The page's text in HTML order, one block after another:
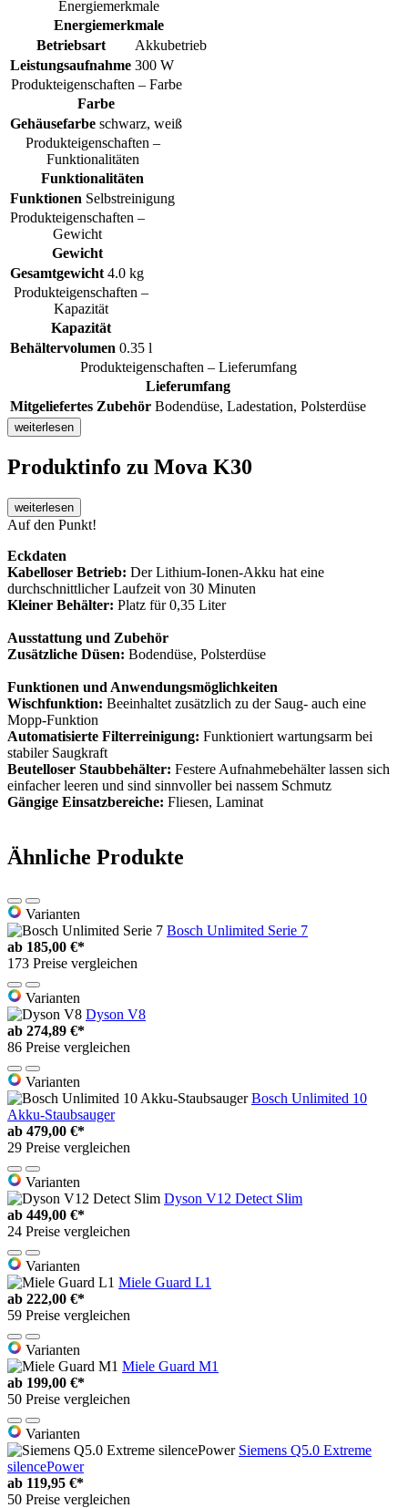
Energiemerkmale
Energiemerkmale
Betriebsart
Akkubetrieb
Leistungsaufnahme 300 W
Produkteigenschaften – Farbe
Farbe
Gehäusefarbe schwarz, weiß
Produkteigenschaften –
Funktionalitäten
Funktionalitäten
Funktionen Selbstreinigung
Produkteigenschaften –
Gewicht
Gewicht
Gesamtgewicht 4.0 kg
Produkteigenschaften –
Kapazität
Kapazität
Behältervolumen 0.35 l
Produkteigenschaften – Lieferumfang
Lieferumfang
Mitgeliefertes Zubehör Bodendüse, Ladestation, Polsterdüse
weiterlesen
Produktinfo zu Mova K30
weiterlesen
Auf den Punkt!
Eckdaten
Kabelloser Betrieb: Der Lithium-Ionen-Akku hat eine
durchschnittlicher Laufzeit von 30 Minuten
Kleiner Behälter: Platz für 0,35 Liter
Ausstattung und Zubehör
Zusätzliche Düsen: Bodendüse, Polsterdüse
Funktionen und Anwendungsmöglichkeiten
Wischfunktion: Beeinhaltet zusätzlich zu der Saug- auch eine
Mopp-Funktion
Automatisierte Filterreinigung: Funktioniert wartungsarm bei
stabiler Saugkraft
Beutelloser Staubbehälter: Festere Aufnahmebehälter lassen sich
einfacher leeren und sind sinnvoller bei nassem Schmutz
Gängige Einsatzbereiche: Fliesen, Laminat
Ähnliche Produkte
Varianten
Bosch Unlimited Serie 7
ab 185,00 €*
173 Preise vergleichen
Varianten
Dyson V8
ab 274,89 €*
86 Preise vergleichen
Varianten
Bosch Unlimited 10
Akku-Staubsauger
ab 479,00 €*
29 Preise vergleichen
Varianten
Dyson V12 Detect Slim
ab 449,00 €*
24 Preise vergleichen
Varianten
Miele Guard L1
ab 222,00 €*
59 Preise vergleichen
Varianten
Miele Guard M1
ab 199,00 €*
50 Preise vergleichen
Varianten
Siemens Q5.0 Extreme
silencePower
ab 119,95 €*
50 Preise vergleichen